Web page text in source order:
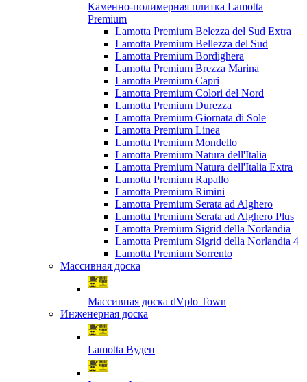
Каменно-полимерная плитка Lamotta
Premium
Lamotta Premium Belezza del Sud Extra
Lamotta Premium Bellezza del Sud
Lamotta Premium Bordighera
Lamotta Premium Brezza Marina
Lamotta Premium Capri
Lamotta Premium Colori del Nord
Lamotta Premium Durezza
Lamotta Premium Giornata di Sole
Lamotta Premium Linea
Lamotta Premium Mondello
Lamotta Premium Natura dell'Italia
Lamotta Premium Natura dell'Italia Extra
Lamotta Premium Rapallo
Lamotta Premium Rimini
Lamotta Premium Serata ad Alghero
Lamotta Premium Serata ad Alghero Plus
Lamotta Premium Sigrid della Norlandia
Lamotta Premium Sigrid della Norlandia 4
Lamotta Premium Sorrento
Массивная доска
Массивная доска dVplo Town
Инженерная доска
Lamotta Вуден